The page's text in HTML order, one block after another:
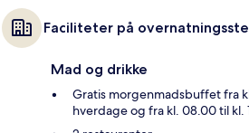
Faciliteter på
Mad og drikke
Gratis morgenmadsbuffet fra
hverdage og fra kl. 08.00 til kl.